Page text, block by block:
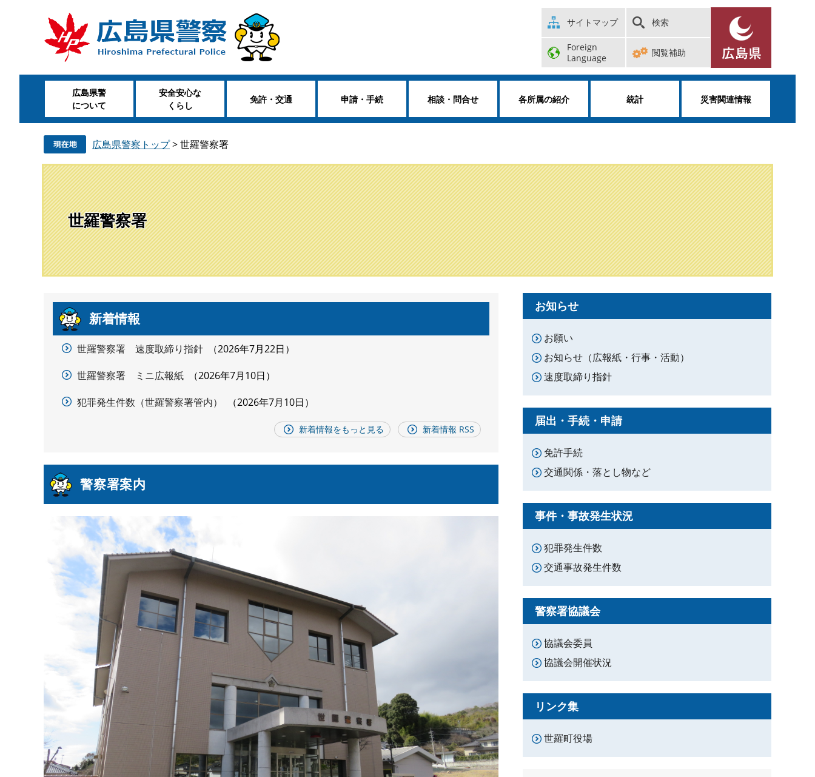
。
て
サイトマップ 検索
Foreign
Language
閲覧補助
広島県警
について
安全安心な
くらし
免許・交通 申請・手続 相談・問合せ 各所属の紹介 統計 災害関連情報
広島県警察トップ>世羅警察署
世羅警察署
新着情報
世羅警察署 速度取締り指針
2026年7月22日
世羅警察署 ミニ広報紙
2026年7月10日
犯罪発生件数（世羅警察署管内）
2026年7月10日
新着情報をもっと見る 新着情報 RSS
警察署案内
お知らせ
お願い
お知らせ（広報紙・行事・活動）
速度取締り指針
届出・手続・申請
免許手続
交通関係・落とし物など
事件・事故発生状況
犯罪発生件数
交通事故発生件数
警察署協議会
協議会委員
協議会開催状況
リンク集
世羅町役場